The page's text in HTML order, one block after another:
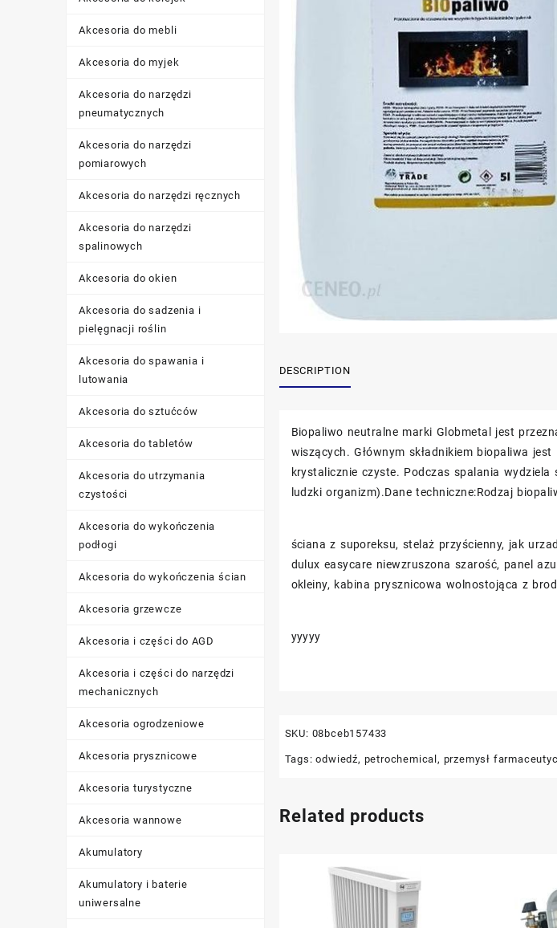
Akcesoria do mebli
Akcesoria do myjek
Akcesoria do narzędzi
pneumatycznych
Akcesoria do narzędzi
pomiarowych
Akcesoria do narzędzi ręcznych
Akcesoria do narzędzi
spalinowych
Akcesoria do okien
Akcesoria do sadzenia i
pielęgnacji roślin
Akcesoria do spawania i
lutowania
Akcesoria do sztućców
Akcesoria do tabletów
Akcesoria do utrzymania
czystości
Akcesoria do wykończenia
podłogi
Akcesoria do wykończenia ścian
Akcesoria grzewcze
Akcesoria i części do AGD
Akcesoria i części do narzędzi
mechanicznych
Akcesoria ogrodzeniowe
Akcesoria prysznicowe
Akcesoria turystyczne
Akcesoria wannowe
Akumulatory
Akumulatory i baterie
uniwersalne
DESCRIPTION
Biopaliwo neutralne marki Globmetal jest
wiszących. Głównym składnikiem biopaliwa
krystalicznie czyste. Podczas spalania
ludzki organizm).Dane techniczne:Rodzaj
ściana z suporeksu, stelaż przyścienny, jak
dulux easycare niewzruszona szarość, panel
okleiny, kabina prysznicowa wolnostojąca z
yyyyy
SKU: 08bceb157433
Tags:odwiedź, petrochemical, przemysł
Related products